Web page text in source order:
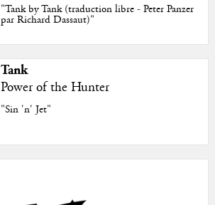
"Tank by Tank (traduction libre - Peter Panzer
par Richard Dassaut)"
Tank
Power of the Hunter
"Sin 'n' Jet"